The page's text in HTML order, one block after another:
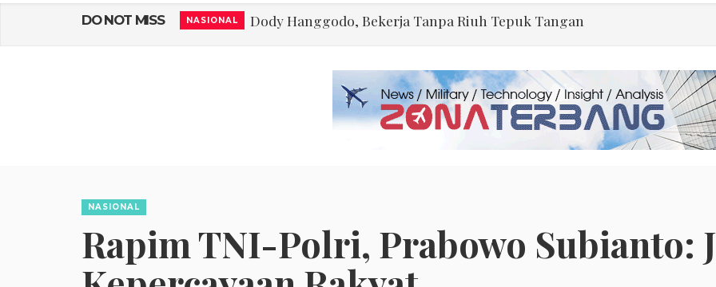
DO NOT MISS NASIONAL Dody Hanggodo, Bekerja Tanpa Riuh Tepuk Tangan
Teguh Bela Prabowo soal Senjata Nuklir Iran, Situasi Hipotetikal “Game
Kearifan Diogenes
Belajar dari kalah 3-0 dengan Vietnam: Sepak Bola Tidak Mengenal
IKN Mengurai Benang Kusut Pengentasan Kemiskinan
NASIONAL
Rapim TNI-Polri, Prabowo Subianto: